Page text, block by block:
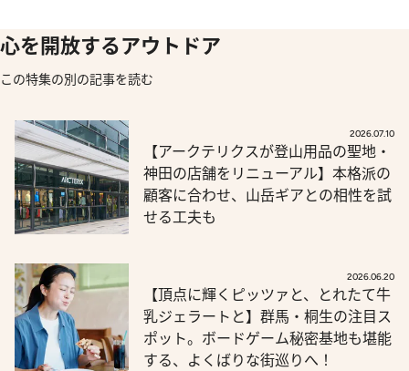
心を開放するアウトドア
この特集の別の記事を読む
2026.07.10
【アークテリクスが登山用品の聖地・
神田の店舗をリニューアル】本格派の
顧客に合わせ、山岳ギアとの相性を試
せる工夫も
2026.06.20
【頂点に輝くピッツァと、とれたて牛
乳ジェラートと】群馬・桐生の注目ス
ポット。ボードゲーム秘密基地も堪能
する、よくばりな街巡りへ！